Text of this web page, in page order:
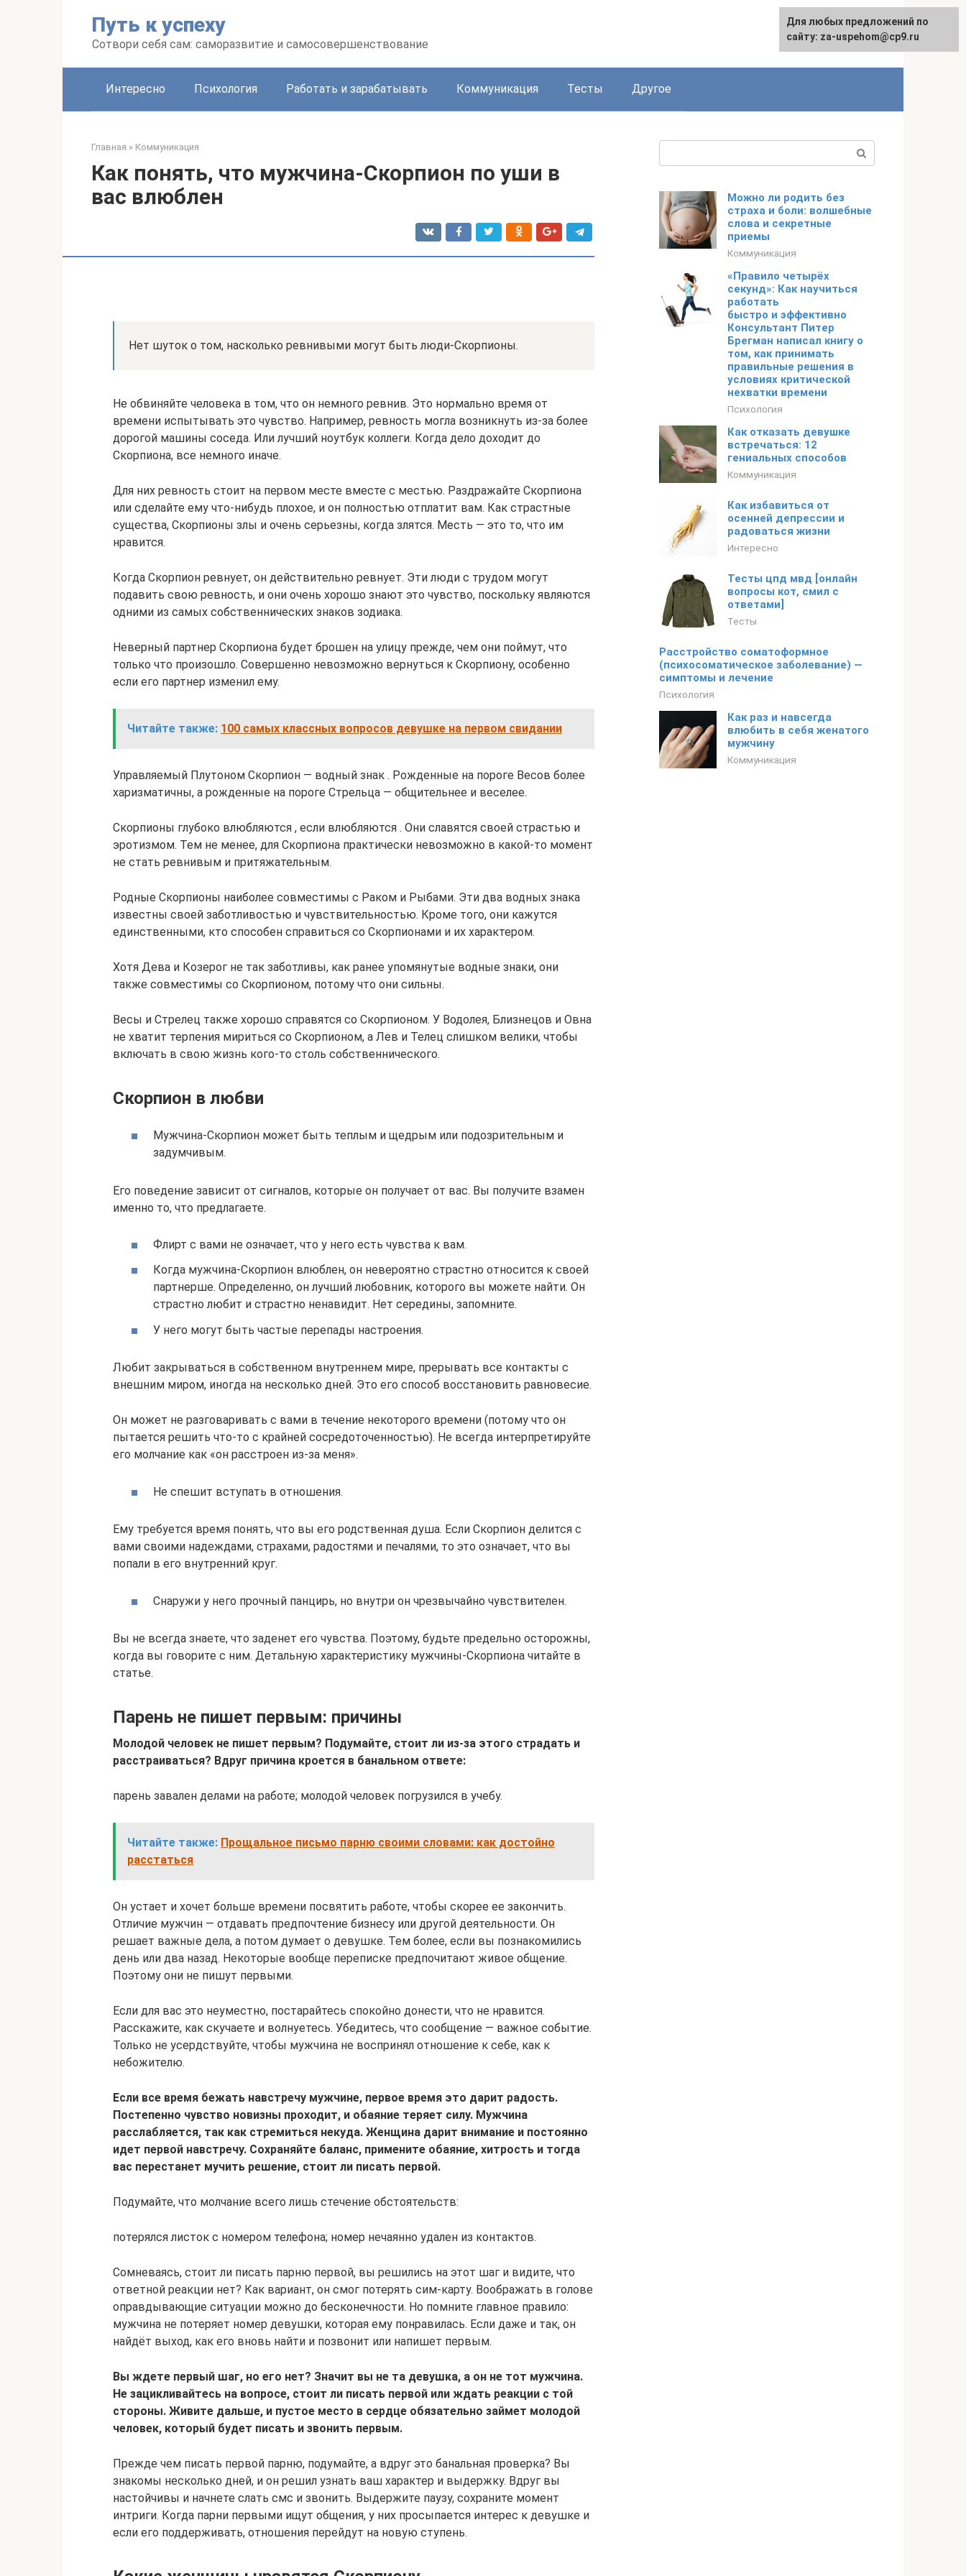
Путь к успеху
Сотвори себя сам: саморазвитие и самосовершенствование
English
Интересно Психология Работать и зарабатывать Коммуникация Тесты Другое
Главная » Коммуникация
Как понять, что мужчина-Скорпион по уши в
вас влюблен
Нет шуток о том, насколько ревнивыми могут быть люди-Скорпионы.
Не обвиняйте человека в том, что он немного ревнив. Это нормально время от
времени испытывать это чувство. Например, ревность могла возникнуть из-за более
дорогой машины соседа. Или лучший ноутбук коллеги. Когда дело доходит до
Скорпиона, все немного иначе.
Для них ревность стоит на первом месте вместе с местью. Раздражайте Скорпиона
или сделайте ему что-нибудь плохое, и он полностью отплатит вам. Как страстные
существа, Скорпионы злы и очень серьезны, когда злятся. Месть — это то, что им
нравится.
Когда Скорпион ревнует, он действительно ревнует. Эти люди с трудом могут
подавить свою ревность, и они очень хорошо знают это чувство, поскольку являются
одними из самых собственнических знаков зодиака.
Неверный партнер Скорпиона будет брошен на улицу прежде, чем они поймут, что
только что произошло. Совершенно невозможно вернуться к Скорпиону, особенно
если его партнер изменил ему.
Читайте также: 100 самых классных вопросов девушке на первом свидании
Управляемый Плутоном Скорпион — водный знак . Рожденные на пороге Весов более
харизматичны, а рожденные на пороге Стрельца — общительнее и веселее.
Скорпионы глубоко влюбляются , если влюбляются . Они славятся своей страстью и
эротизмом. Тем не менее, для Скорпиона практически невозможно в какой-то момент
не стать ревнивым и притяжательным.
Родные Скорпионы наиболее совместимы с Раком и Рыбами. Эти два водных знака
известны своей заботливостью и чувствительностью. Кроме того, они кажутся
единственными, кто способен справиться со Скорпионами и их характером.
Хотя Дева и Козерог не так заботливы, как ранее упомянутые водные знаки, они
также совместимы со Скорпионом, потому что они сильны.
Весы и Стрелец также хорошо справятся со Скорпионом. У Водолея, Близнецов и Овна
не хватит терпения мириться со Скорпионом, а Лев и Телец слишком велики, чтобы
включать в свою жизнь кого-то столь собственнического.
Скорпион в любви
Мужчина-Скорпион может быть теплым и щедрым или подозрительным и
задумчивым.
Его поведение зависит от сигналов, которые он получает от вас. Вы получите взамен
именно то, что предлагаете.
Флирт с вами не означает, что у него есть чувства к вам.
Когда мужчина-Скорпион влюблен, он невероятно страстно относится к своей
партнерше. Определенно, он лучший любовник, которого вы можете найти. Он
страстно любит и страстно ненавидит. Нет середины, запомните.
У него могут быть частые перепады настроения.
Любит закрываться в собственном внутреннем мире, прерывать все контакты с
внешним миром, иногда на несколько дней. Это его способ восстановить равновесие.
Он может не разговаривать с вами в течение некоторого времени (потому что он
пытается решить что-то с крайней сосредоточенностью). Не всегда интерпретируйте
его молчание как «он расстроен из-за меня».
Не спешит вступать в отношения.
Ему требуется время понять, что вы его родственная душа. Если Скорпион делится с
вами своими надеждами, страхами, радостями и печалями, то это означает, что вы
попали в его внутренний круг.
Снаружи у него прочный панцирь, но внутри он чрезвычайно чувствителен.
Вы не всегда знаете, что заденет его чувства. Поэтому, будьте предельно осторожны,
когда вы говорите с ним. Детальную характеристику мужчины-Скорпиона читайте в
статье.
Парень не пишет первым: причины
Молодой человек не пишет первым? Подумайте, стоит ли из-за этого страдать и
расстраиваться? Вдруг причина кроется в банальном ответе:
парень завален делами на работе; молодой человек погрузился в учебу.
Читайте также: Прощальное письмо парню своими словами: как достойно
расстаться
Он устает и хочет больше времени посвятить работе, чтобы скорее ее закончить.
Отличие мужчин — отдавать предпочтение бизнесу или другой деятельности. Он
решает важные дела, а потом думает о девушке. Тем более, если вы познакомились
день или два назад. Некоторые вообще переписке предпочитают живое общение.
Поэтому они не пишут первыми.
Если для вас это неуместно, постарайтесь спокойно донести, что не нравится.
Расскажите, как скучаете и волнуетесь. Убедитесь, что сообщение — важное событие.
Только не усердствуйте, чтобы мужчина не воспринял отношение к себе, как к
небожителю.
Если все время бежать навстречу мужчине, первое время это дарит радость.
Постепенно чувство новизны проходит, и обаяние теряет силу. Мужчина
расслабляется, так как стремиться некуда. Женщина дарит внимание и постоянно
идет первой навстречу. Сохраняйте баланс, примените обаяние, хитрость и тогда
вас перестанет мучить решение, стоит ли писать первой.
Подумайте, что молчание всего лишь стечение обстоятельств:
потерялся листок с номером телефона; номер нечаянно удален из контактов.
Сомневаясь, стоит ли писать парню первой, вы решились на этот шаг и видите, что
ответной реакции нет? Как вариант, он смог потерять сим-карту. Воображать в голове
оправдывающие ситуации можно до бесконечности. Но помните главное правило:
мужчина не потеряет номер девушки, которая ему понравилась. Если даже и так, он
найдёт выход, как его вновь найти и позвонит или напишет первым.
Вы ждете первый шаг, но его нет? Значит вы не та девушка, а он не тот мужчина.
Не зацикливайтесь на вопросе, стоит ли писать первой или ждать реакции с той
стороны. Живите дальше, и пустое место в сердце обязательно займет молодой
человек, который будет писать и звонить первым.
Прежде чем писать первой парню, подумайте, а вдруг это банальная проверка? Вы
знакомы несколько дней, и он решил узнать ваш характер и выдержку. Вдруг вы
настойчивы и начнете слать смс и звонить. Выдержите паузу, сохраните момент
интриги. Когда парни первыми ищут общения, у них просыпается интерес к девушке и
если его поддерживать, отношения перейдут на новую ступень.
Можно ли родить без
страха и боли: волшебные
слова и секретные
приемы
Коммуникация
«Правило четырёх
секунд»: Как научиться
работать
быстро и эффективно
Консультант Питер
Брегман написал книгу о
том, как принимать
правильные решения в
условиях критической
нехватки времени
Психология
Как отказать девушке
встречаться: 12
гениальных способов
Коммуникация
Как избавиться от
осенней депрессии и
радоваться жизни
Интересно
Тесты цпд мвд [онлайн
вопросы кот, смил с
ответами]
Тесты
Расстройство соматоформное
(психосоматическое заболевание) —
симптомы и лечение
Психология
Как раз и навсегда
влюбить в себя женатого
мужчину
Коммуникация
Для любых предложений по
сайту: za-uspehom@cp9.ru